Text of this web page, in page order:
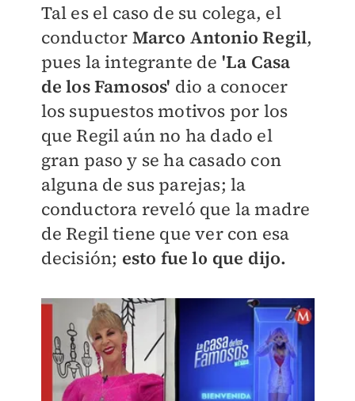
Tal es el caso de su colega, el
conductor Marco Antonio Regil,
pues la integrante de 'La Casa
de los Famosos' dio a conocer
los supuestos motivos por los
que Regil aún no ha dado el
gran paso y se ha casado con
alguna de sus parejas; la
conductora reveló que la madre
de Regil tiene que ver con esa
decisión; esto fue lo que dijo.